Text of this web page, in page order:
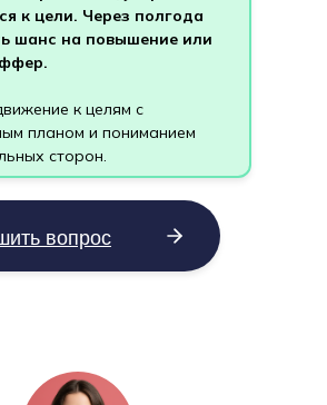
сам
вопрос
к цели. Через полгода
шанс на повышение или
к целям с
планом и пониманием
сторон.